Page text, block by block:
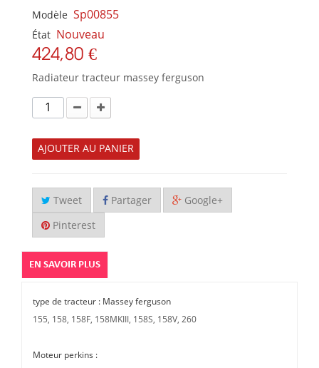
Modèle Sp00855
État Nouveau
424,80 €
Radiateur tracteur massey ferguson
AJOUTER AU PANIER
Tweet Partager Google+
Pinterest
EN SAVOIR PLUS
type de tracteur : Massey ferguson
155, 158, 158F, 158MKIII, 158S, 158V, 260
Moteur perkins :